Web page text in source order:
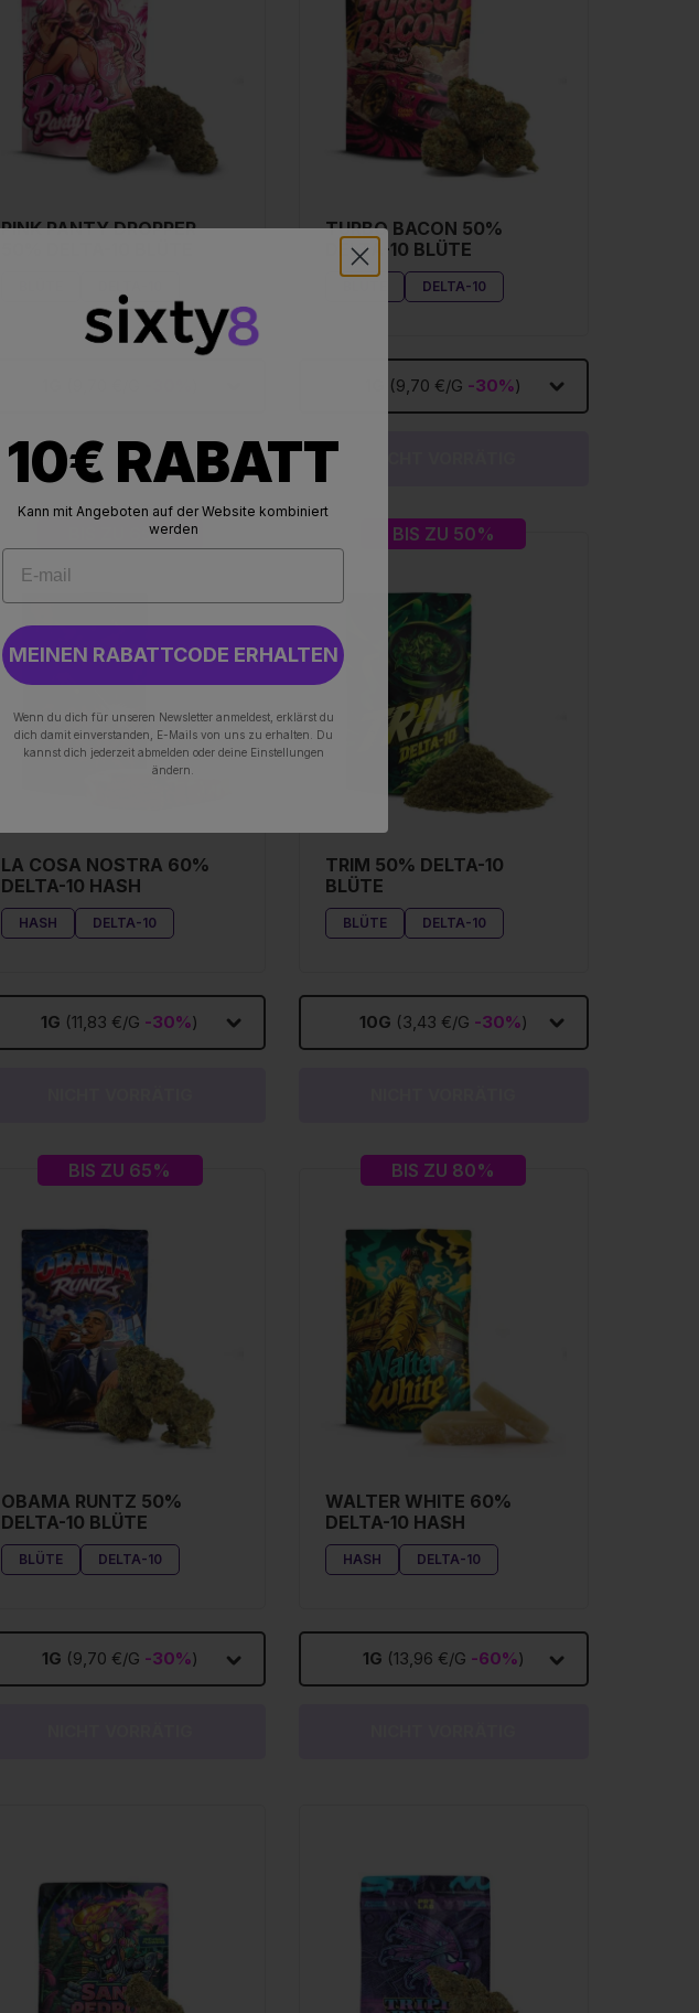
PINK PANTY DROPPER
NICHT VORRÄTIG
TURBO BACON 50%
DELTA-10 BLÜTE
DELTA-10
(9,70 €/G -30%)
BIS ZU 65%
LA COSA NOSTRA 60%
DELTA-10 HASH
HASH DELTA-10
1G (11,83 €/G -30%)
BIS ZU 50%
TRIM 50% DELTA-10
BLÜTE
BLÜTE DELTA-10
10G (3,43 €/G -30%)
BIS ZU 65%
OBAMA RUNTZ 50%
DELTA-10 BLÜTE
BLÜTE DELTA-10
1G (9,70 €/G -30%)
BIS ZU 80%
WALTER WHITE 60%
DELTA-10 HASH
HASH DELTA-10
1G (13,96 €/G -60%)
10€ RABATT
Kann mit Angeboten auf der Website kombiniert
werden
MEINEN RABATTCODE ERHALTEN
Wenn du dich für unseren Newsletter anmeldest, erklärst du
dich damit einverstanden, E-Mails von uns zu erhalten. Du
kannst dich jederzeit abmelden oder deine Einstellungen
ändern.